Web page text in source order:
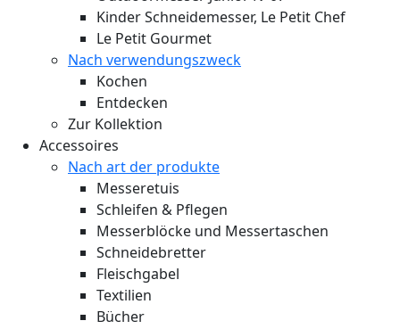
Kinder Schneidemesser, Le Petit Chef
Le Petit Gourmet
Nach verwendungszweck
Kochen
Entdecken
Zur Kollektion
Accessoires
Nach art der produkte
Messeretuis
Schleifen & Pflegen
Messerblöcke und Messertaschen
Schneidebretter
Fleischgabel
Textilien
Bücher